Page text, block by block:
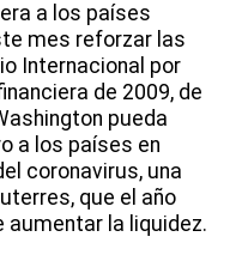
a los países
mes reforzar las
Internacional por
de 2009, de
pueda
a los países en
coronavirus, una
que el año
aumentar la liquidez.